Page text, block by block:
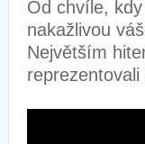
Od chvíle,
nakažlivou
Největším